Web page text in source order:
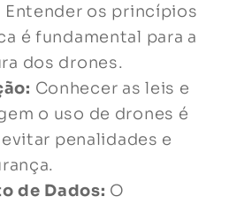
Entender os princípios
é fundamental para a
dos drones.
Conhecer as leis e
o uso de drones é
penalidades e
de Dados: O